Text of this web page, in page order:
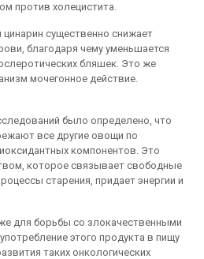
против холецистита.
существенно снижает
благодаря чему уменьшается
бляшек. Это же
мочегонное действие.
было определено, что
все другие овощи по
компонентов. Это
которое связывает свободные
старения, придает энергии и
для борьбы со злокачественными
этого продукта в пищу
таких онкологических